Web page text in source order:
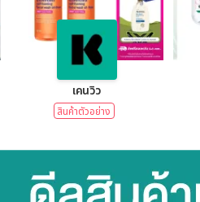
เคนวิว
สินค้าตัวอย่าง